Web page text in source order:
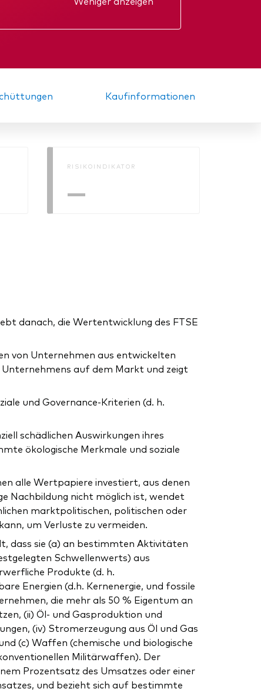
Jahresbericht
Kaufinformationen
RISIKOINDIKATOR
—
danach, die Wertentwicklung des FTSE
von Unternehmen aus entwickelten
auf dem Markt und zeigt
und Governance-Kriterien (d. h.
schädlichen Auswirkungen ihres
ökologische Merkmale und soziale
alle Wertpapiere investiert, aus denen
Nachbildung nicht möglich ist, wendet
marktpolitischen, politischen oder
um Verluste zu vermeiden.
dass sie (a) an bestimmten Aktivitäten
Schwellenwerts) aus
Produkte (d. h.
Energien (d.h. Kernenergie, und fossile
die mehr als 50 % Eigentum an
(ii) Öl- und Gasproduktion und
(iv) Stromerzeugung aus Öl und Gas
(c) Waffen (chemische und biologische
Militärwaffen). Der
Prozentsatz des Umsatzes oder einer
und bezieht sich auf bestimmte